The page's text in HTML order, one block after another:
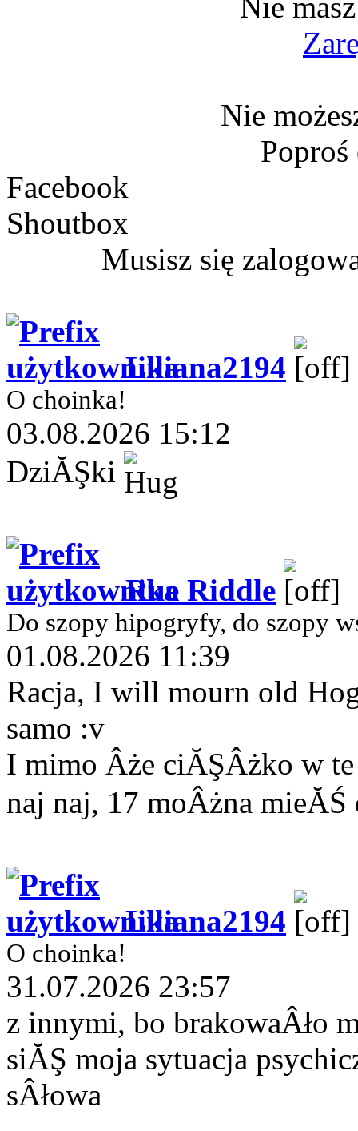
Nie
Facebook
Shoutbox
Musisz się
Liliana2194
O choinka!
03.08.2026 15:12
DziĂŞki
Rue Riddle
Do szopy hipogryfy, do szopy
01.08.2026 11:39
Racja, I will mourn old
samo :v
I mimo Âże ciĂŞÂżko w
naj naj, 17 moÂżna
Liliana2194
O choinka!
31.07.2026 23:57
z innymi, bo brakowaÂło
siĂŞ moja sytuacja
sÂłowa